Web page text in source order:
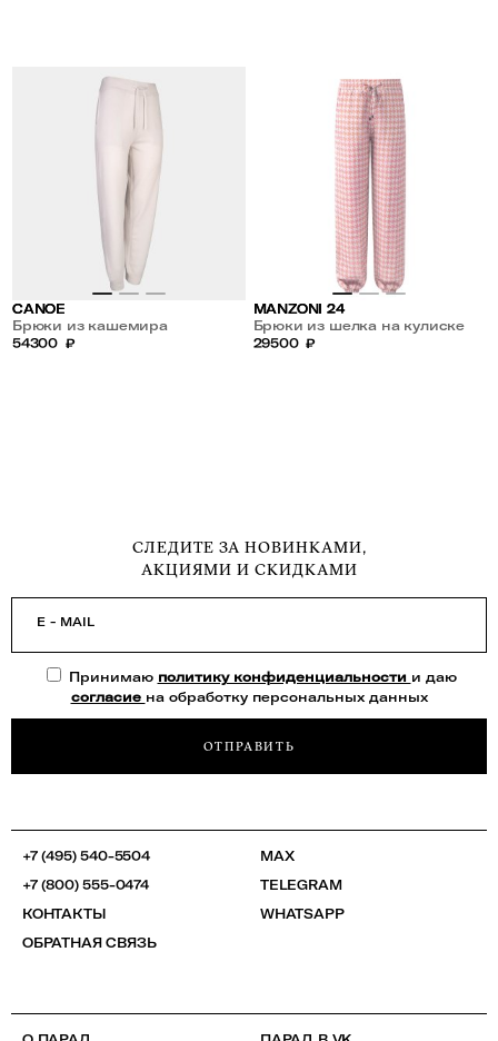
CANOE
Брюки из кашемира
54300 ₽
MANZONI 24
Брюки из шелка на кулиске
29500 ₽
СЛЕДИТЕ ЗА НОВИНКАМИ,
АКЦИЯМИ И СКИДКАМИ
E - MAIL
Принимаю политику конфиденциальности и даю
согласие на обработку персональных данных
ОТПРАВИТЬ
+7 (495) 540-5504
+7 (800) 555-0474
КОНТАКТЫ
ОБРАТНАЯ СВЯЗЬ
MAX
TELEGRAM
WHATSAPP